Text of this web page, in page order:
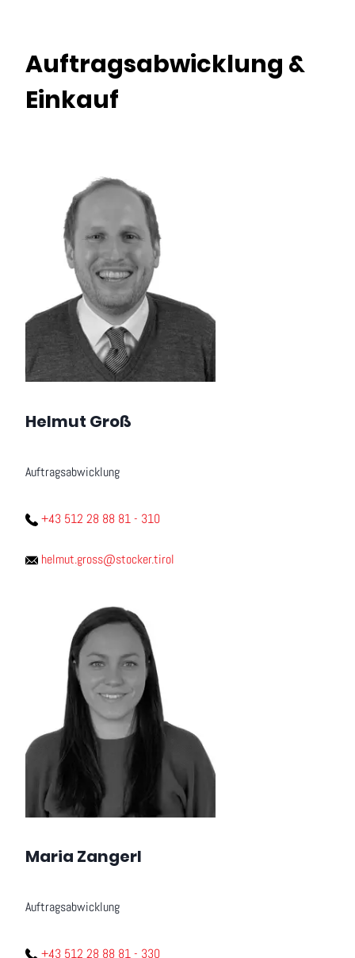
Auftragsabwicklung &
Einkauf
Helmut Groß
Auftragsabwicklung
+43 512 28 88 81 - 310
helmut.gross@stocker.tirol
Maria Zangerl
Auftragsabwicklung
+43 512 28 88 81 - 330